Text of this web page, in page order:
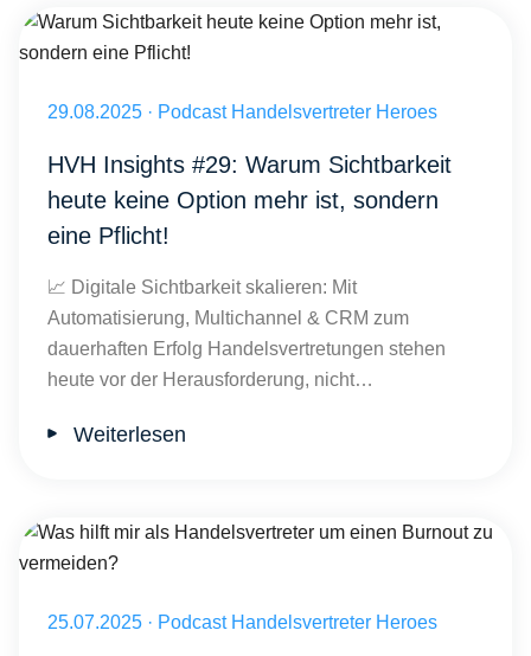
Veröffentlicht am 29.08.2025
29.08.2025 · Podcast Handelsvertreter Heroes
HVH Insights #29: Warum Sichtbarkeit
heute keine Option mehr ist, sondern
eine Pflicht!
📈 Digitale Sichtbarkeit skalieren: Mit
Automatisierung, Multichannel & CRM zum
dauerhaften Erfolg Handelsvertretungen stehen
heute vor der Herausforderung, nicht…
Weiterlesen
Veröffentlicht am 25.07.2025
25.07.2025 · Podcast Handelsvertreter Heroes